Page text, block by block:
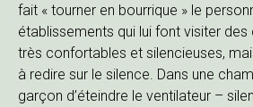
fait « tourner en bourrique » le
établissements qui lui font visiter
très confortables et silencieuses,
à redire sur le silence. Dans une
garçon d’éteindre le ventilateur –